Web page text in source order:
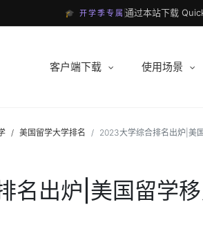
🎓 开学季专属 通过本站下载
客户端下载 使用场景
/ 美国留学大学排名 2023大学综合排名出炉|美
名出炉|美国留学